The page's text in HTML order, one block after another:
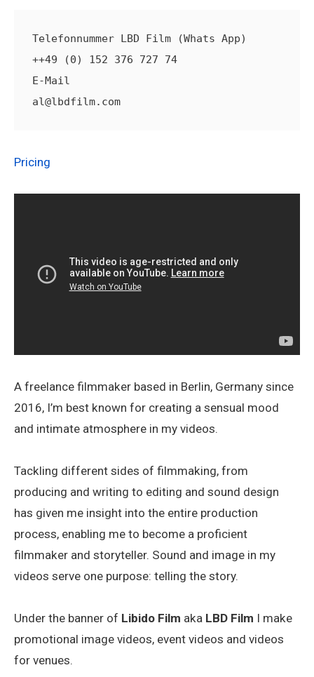
Telefonnummer LBD Film (Whats App)
++49 (0) 152 376 727 74
E-Mail
al@lbdfilm.com
Pricing
A freelance filmmaker based in Berlin, Germany since
2016, I’m best known for creating a sensual mood
and intimate atmosphere in my videos.
Tackling different sides of filmmaking, from
producing and writing to editing and sound design
has given me insight into the entire production
process, enabling me to become a proficient
filmmaker and storyteller. Sound and image in my
videos serve one purpose: telling the story.
Under the banner of Libido Film aka LBD Film I make
promotional image videos, event videos and videos
for venues.